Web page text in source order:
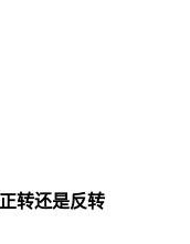
转还是反转